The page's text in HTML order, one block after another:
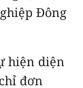
Đông
hiện diện
đơn